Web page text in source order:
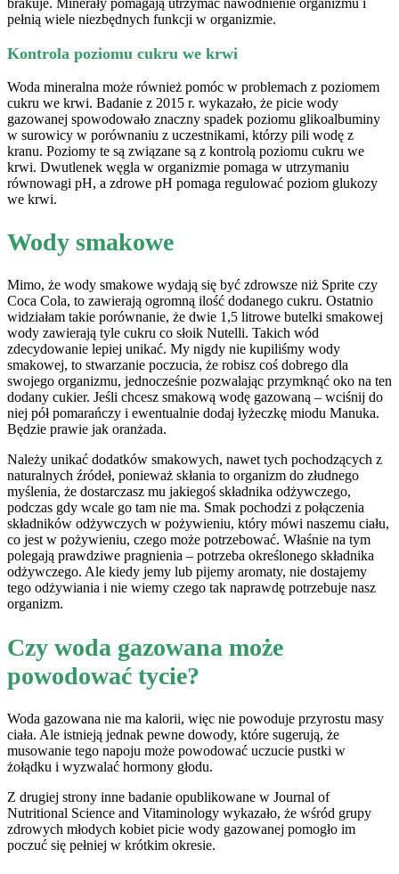
brakuje. Minerały pomagają utrzymać nawodnienie organizmu i
pełnią wiele niezbędnych funkcji w organizmie.
Kontrola poziomu cukru we krwi
Woda mineralna może również pomóc w problemach z poziomem
cukru we krwi. Badanie z 2015 r. wykazało, że picie wody
gazowanej spowodowało znaczny spadek poziomu glikoalbuminy
w surowicy w porównaniu z uczestnikami, którzy pili wodę z
kranu. Poziomy te są związane są z kontrolą poziomu cukru we
krwi. Dwutlenek węgla w organizmie pomaga w utrzymaniu
równowagi pH, a zdrowe pH pomaga regulować poziom glukozy
we krwi.
Wody smakowe
Mimo, że wody smakowe wydają się być zdrowsze niż Sprite czy
Coca Cola, to zawierają ogromną ilość dodanego cukru. Ostatnio
widziałam takie porównanie, że dwie 1,5 litrowe butelki smakowej
wody zawierają tyle cukru co słoik Nutelli. Takich wód
zdecydowanie lepiej unikać. My nigdy nie kupiliśmy wody
smakowej, to stwarzanie poczucia, że robisz coś dobrego dla
swojego organizmu, jednocześnie pozwalając przymknąć oko na ten
dodany cukier. Jeśli chcesz smakową wodę gazowaną – wciśnij do
niej pół pomarańczy i ewentualnie dodaj łyżeczkę miodu Manuka.
Będzie prawie jak oranżada.
Należy unikać dodatków smakowych, nawet tych pochodzących z
naturalnych źródeł, ponieważ skłania to organizm do złudnego
myślenia, że ​​dostarczasz mu jakiegoś składnika odżywczego,
podczas gdy wcale go tam nie ma. Smak pochodzi z połączenia
składników odżywczych w pożywieniu, który mówi naszemu ciału,
co jest w pożywieniu, czego może potrzebować. Właśnie na tym
polegają prawdziwe pragnienia – potrzeba określonego składnika
odżywczego. Ale kiedy jemy lub pijemy aromaty, nie dostajemy
tego odżywiania i nie wiemy czego tak naprawdę potrzebuje nasz
organizm.
Czy woda gazowana może
powodować tycie?
Woda gazowana nie ma kalorii, więc nie powoduje przyrostu masy
ciała. Ale istnieją jednak pewne dowody, które sugerują, że
musowanie tego napoju może powodować uczucie pustki w
żołądku i wyzwalać hormony głodu.
Z drugiej strony inne badanie opublikowane w Journal of
Nutritional Science and Vitaminology wykazało, że wśród grupy
zdrowych młodych kobiet picie wody gazowanej pomogło im
poczuć się pełniej w krótkim okresie.